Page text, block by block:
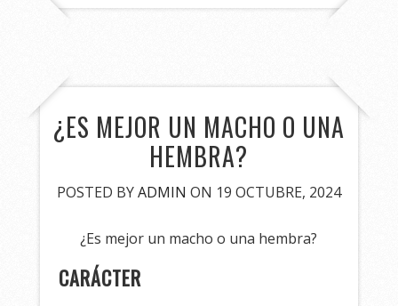
¿ES MEJOR UN MACHO O UNA
HEMBRA?
POSTED BYADMIN ON 19 OCTUBRE, 2024
¿Es mejor un macho o una hembra?
CARÁCTER